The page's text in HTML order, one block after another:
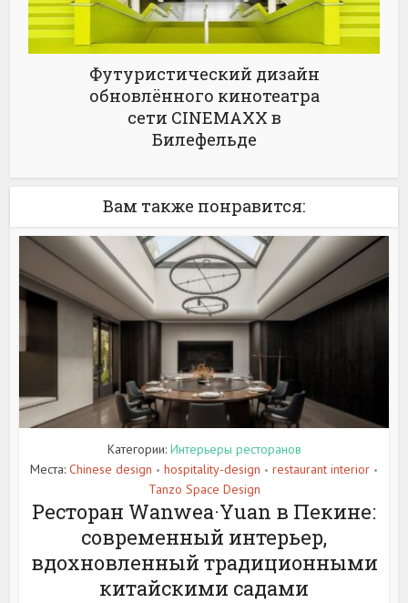
Футуристический дизайн
обновлённого кинотеатра
сети CINEMAXX в
Билефельде
Вам также понравится:
Категории: Интерьеры ресторанов
Места: Chinese design • hospitality-design • restaurant interior •
Tanzo Space Design
Ресторан Wanwea·Yuan в Пекине:
современный интерьер,
вдохновленный традиционными
китайскими садами